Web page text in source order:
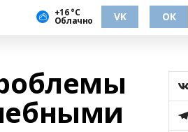
+16 °С
Облачно VK ОК